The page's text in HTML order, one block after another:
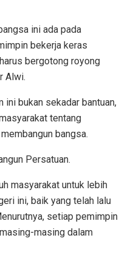
ini ada pada
bekerja keras
bergotong royong
Alwi.
ini bukan sekadar bantuan,
tentang
bangsa.
Persatuan.
masyarakat untuk lebih
ini, baik yang telah lalu
setiap pemimpin
masing dalam